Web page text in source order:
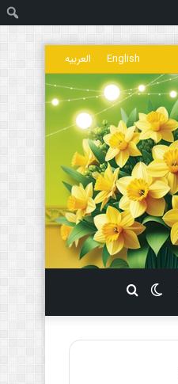
English العربیه
برای
تغییر
پوسته